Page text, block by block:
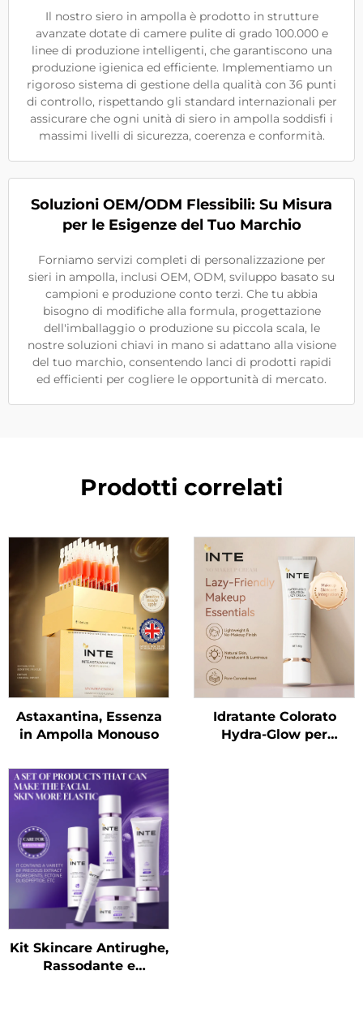
Il nostro siero in ampolla è prodotto in strutture
avanzate dotate di camere pulite di grado 100.000 e
linee di produzione intelligenti, che garantiscono una
produzione igienica ed efficiente. Implementiamo un
rigoroso sistema di gestione della qualità con 36 punti
di controllo, rispettando gli standard internazionali per
assicurare che ogni unità di siero in ampolla soddisfi i
massimi livelli di sicurezza, coerenza e conformità.
Soluzioni OEM/ODM Flessibili: Su Misura
per le Esigenze del Tuo Marchio
Forniamo servizi completi di personalizzazione per
sieri in ampolla, inclusi OEM, ODM, sviluppo basato su
campioni e produzione conto terzi. Che tu abbia
bisogno di modifiche alla formula, progettazione
dell'imballaggio o produzione su piccola scala, le
nostre soluzioni chiavi in mano si adattano alla visione
del tuo marchio, consentendo lanci di prodotti rapidi
ed efficienti per cogliere le opportunità di mercato.
Prodotti correlati
Astaxantina, Essenza
in Ampolla Monouso
Idratante Colorato
Hydra-Glow per
Kit Skincare Antirughe,
Rassodante e